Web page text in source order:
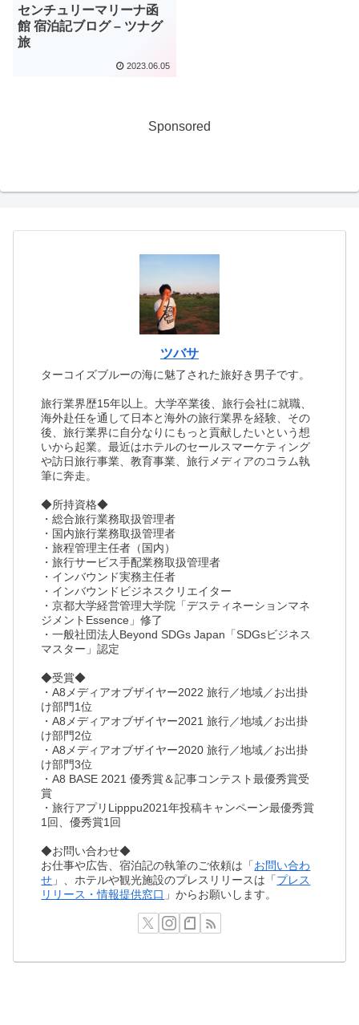
センチュリーマリーナ函
館 宿泊記ブログ – ツナグ
旅
2023.06.05
Sponsored
ツバサ
ターコイズブルーの海に魅了された旅好き男子です。
旅行業界歴15年以上。大学卒業後、旅行会社に就職、
海外赴任を通して日本と海外の旅行業界を経験、その
後、旅行業界に自分なりにもっと貢献したいという想
いから起業。最近はホテルのセールスマーケティング
や訪日旅行事業、教育事業、旅行メディアのコラム執
筆に奔走。
◆所持資格◆
・総合旅行業務取扱管理者
・国内旅行業務取扱管理者
・旅程管理主任者（国内）
・旅行サービス手配業務取扱管理者
・インバウンド実務主任者
・インバウンドビジネスクリエイター
・京都大学経営管理大学院「デスティネーションマネ
ジメントEssence」修了
・一般社団法人Beyond SDGs Japan「SDGsビジネス
マスター」認定
◆受賞◆
・A8メディアオブザイヤー2022 旅行／地域／お出掛
け部門1位
・A8メディアオブザイヤー2021 旅行／地域／お出掛
け部門2位
・A8メディアオブザイヤー2020 旅行／地域／お出掛
け部門3位
・A8 BASE 2021 優秀賞＆記事コンテスト最優秀賞受
賞
・旅行アプリLipppu2021年投稿キャンペーン最優秀賞
1回、優秀賞1回
◆お問い合わせ◆
お仕事や広告、宿泊記の執筆のご依頼は「お問い合わ
せ 」、ホテルや観光施設のプレスリリースは「プレス
リリース・情報提供窓口 」からお願いします。